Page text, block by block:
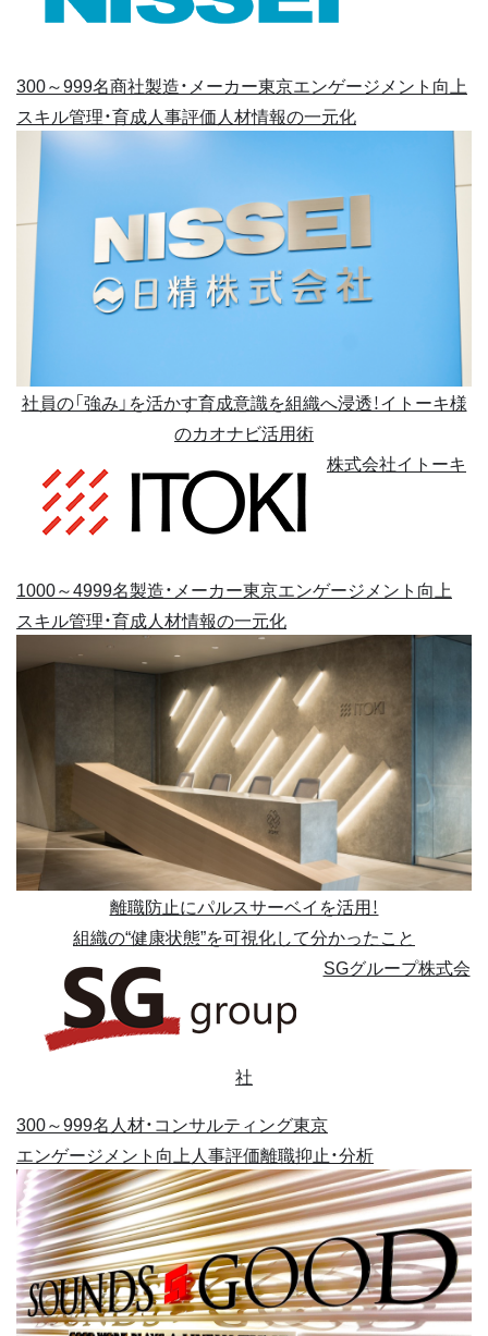
300～999名商社製造・メーカー東京エンゲージメント向上
スキル管理・育成人事評価人材情報の一元化
社員の「強み」を活かす育成意識を組織へ浸透！イトーキ様
のカオナビ活用術
株式会社イトーキ
1000～4999名製造・メーカー東京エンゲージメント向上
スキル管理・育成人材情報の一元化
離職防止にパルスサーベイを活用！
組織の“健康状態”を可視化して分かったこと
SGグループ株式会
社
300～999名人材・コンサルティング東京
エンゲージメント向上人事評価離職抑止・分析